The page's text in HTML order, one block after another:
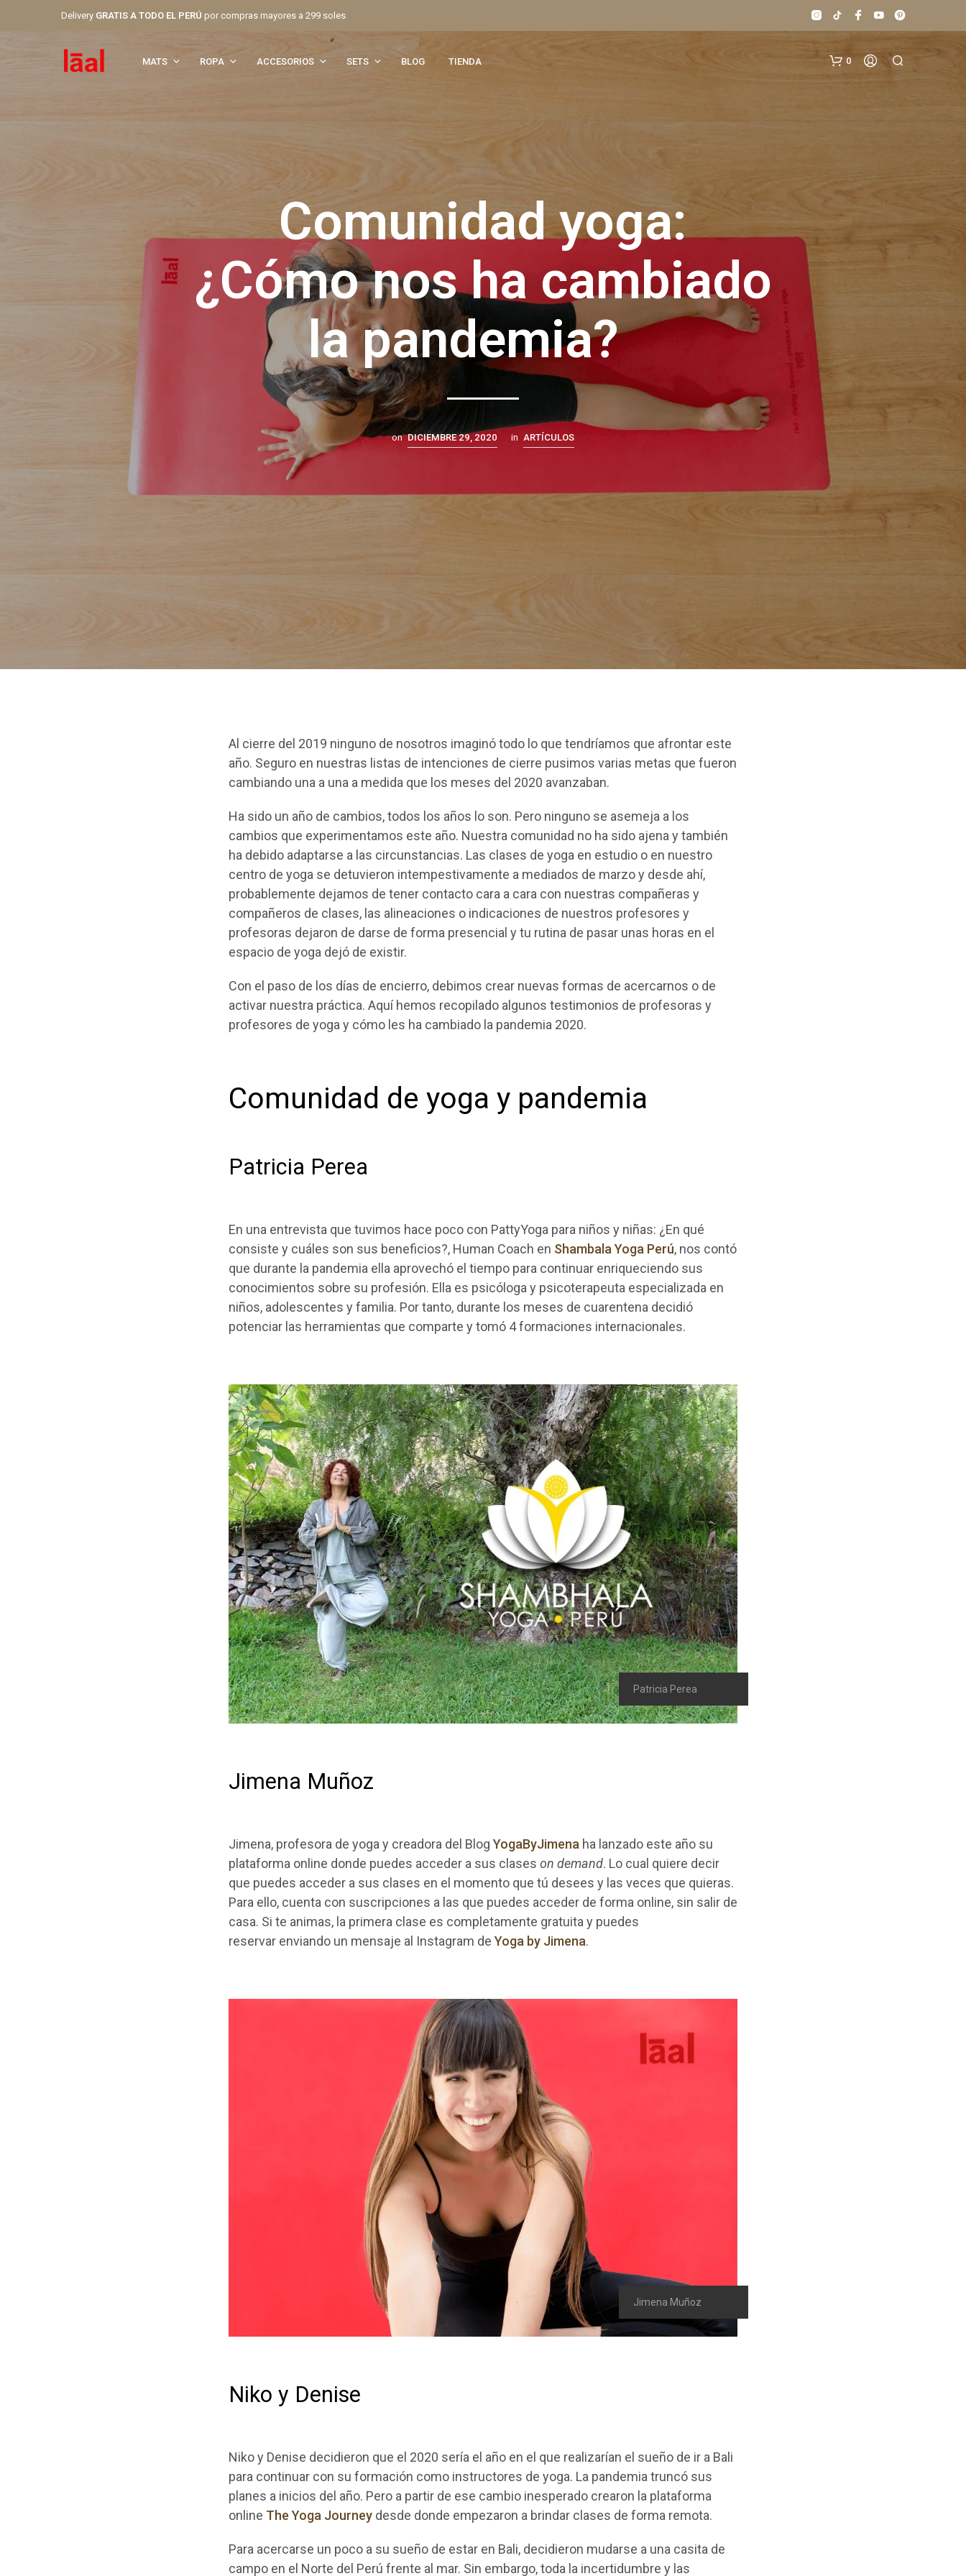
Delivery GRATIS A TODO EL PERÚ por compras mayores a 299 soles
MATS ROPA ACCESORIOS SETS BLOG TIENDA 0
I
Comunidad yoga:
¿Cómo nos ha cambiado
la pandemia?
on DICIEMBRE 29, 2020 in ARTÍCULOS
Al cierre del 2019 ninguno de nosotros imaginó todo lo que tendríamos que afrontar este
año. Seguro en nuestras listas de intenciones de cierre pusimos varias metas que fueron
cambiando una a una a medida que los meses del 2020 avanzaban.
Ha sido un año de cambios, todos los años lo son. Pero ninguno se asemeja a los
cambios que experimentamos este año. Nuestra comunidad no ha sido ajena y también
ha debido adaptarse a las circunstancias. Las clases de yoga en estudio o en nuestro
centro de yoga se detuvieron intempestivamente a mediados de marzo y desde ahí,
probablemente dejamos de tener contacto cara a cara con nuestras compañeras y
compañeros de clases, las alineaciones o indicaciones de nuestros profesores y
profesoras dejaron de darse de forma presencial y tu rutina de pasar unas horas en el
espacio de yoga dejó de existir.
Con el paso de los días de encierro, debimos crear nuevas formas de acercarnos o de
activar nuestra práctica. Aquí hemos recopilado algunos testimonios de profesoras y
profesores de yoga y cómo les ha cambiado la pandemia 2020.
Comunidad de yoga y pandemia
Patricia Perea
En una entrevista que tuvimos hace poco con PattyYoga para niños y niñas: ¿En qué
consiste y cuáles son sus beneficios?, Human Coach en Shambala Yoga Perú, nos contó
que durante la pandemia ella aprovechó el tiempo para continuar enriqueciendo sus
conocimientos sobre su profesión. Ella es psicóloga y psicoterapeuta especializada en
niños, adolescentes y familia. Por tanto, durante los meses de cuarentena decidió
potenciar las herramientas que comparte y tomó 4 formaciones internacionales.
Patricia Perea
Jimena Muñoz
Jimena, profesora de yoga y creadora del Blog YogaByJimena ha lanzado este año su
plataforma online donde puedes acceder a sus clases on demand. Lo cual quiere decir
que puedes acceder a sus clases en el momento que tú desees y las veces que quieras.
Para ello, cuenta con suscripciones a las que puedes acceder de forma online, sin salir de
casa. Si te animas, la primera clase es completamente gratuita y puedes
reservar enviando un mensaje al Instagram de Yoga by Jimena.
Jimena Muñoz
Niko y Denise
Niko y Denise decidieron que el 2020 sería el año en el que realizarían el sueño de ir a Bali
para continuar con su formación como instructores de yoga. La pandemia truncó sus
planes a inicios del año. Pero a partir de ese cambio inesperado crearon la plataforma
online The Yoga Journey desde donde empezaron a brindar clases de forma remota.
Para acercarse un poco a su sueño de estar en Bali, decidieron mudarse a una casita de
campo en el Norte del Perú frente al mar. Sin embargo, toda la incertidumbre y las